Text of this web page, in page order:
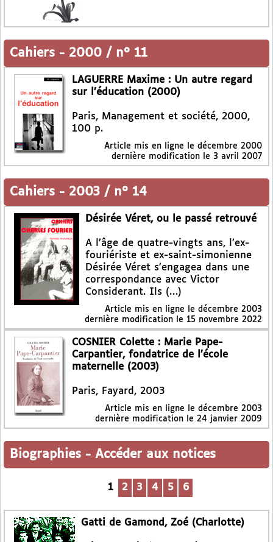
Cahiers - 2000 / n° 11
LAGUERRE Maxime : Un autre regard
sur l’éducation (2000)
Paris, Management et société, 2000,
100 p.
Article mis en ligne le décembre 2000
dernière modification le 3 avril 2007
Cahiers - 2003 / n° 14
Désirée Véret, ou le passé retrouvé
A l’âge de quatre-vingts ans, l’ex-
fouriériste et ex-saint-simonienne
Désirée Véret s’engagea dans une
correspondance avec Victor
Considerant. Ils (…)
Article mis en ligne le décembre 2003
dernière modification le 15 novembre 2022
COSNIER Colette : Marie Pape-
Carpantier, fondatrice de l’école
maternelle (2003)
Paris, Fayard, 2003
Article mis en ligne le décembre 2003
dernière modification le 24 janvier 2009
Biographies - Accéder aux notices
1 2 3 4 5 6
Gatti de Gamond, Zoé (Charlotte)